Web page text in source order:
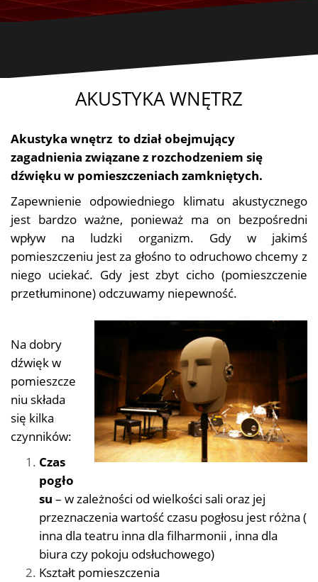
AKUSTYKA WNĘTRZ
Akustyka wnętrz to dział obejmujący
zagadnienia związane z rozchodzeniem się
dźwięku w pomieszczeniach zamkniętych.
Zapewnienie odpowiedniego klimatu akustycznego
jest bardzo ważne, ponieważ ma on bezpośredni
wpływ na ludzki organizm. Gdy w jakimś
pomieszczeniu jest za głośno to odruchowo chcemy z
niego uciekać. Gdy jest zbyt cicho (pomieszczenie
przetłuminone) odczuwamy niepewność.
Na dobry
dźwięk w
pomieszcze
niu składa
się kilka
czynników:
Czas
pogło
su – w zależności od wielkości sali oraz jej
przeznaczenia wartość czasu pogłosu jest różna (
inna dla teatru inna dla filharmonii , inna dla
biura czy pokoju odsłuchowego)
Kształt pomieszczenia